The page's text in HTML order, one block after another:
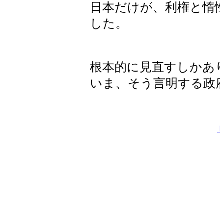
日本だけが、利権と
した。
根本的に見直すしかあ
いま、そう言明する